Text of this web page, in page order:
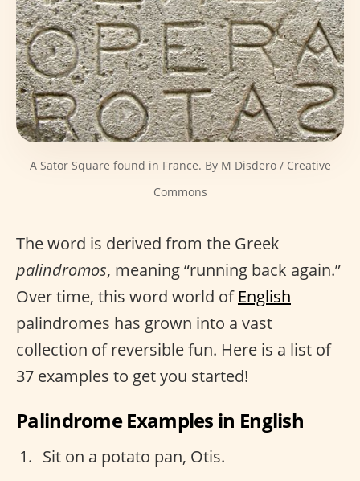
A Sator Square found in France. By M Disdero / Creative
Commons
The word is derived from the Greek
palindromos, meaning “running back again.”
Over time, this word world of English
palindromes has grown into a vast
collection of reversible fun. Here is a list of
37 examples to get you started!
Palindrome Examples in English
Sit on a potato pan, Otis.